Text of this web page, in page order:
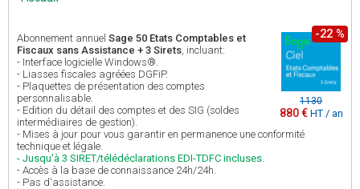
1130
880 €HT / an
Abonnement annuel Sage 50 Etats Comptables et
Fiscaux sans Assistance + 3 Sirets, incluant:
- Interface logicielle Windows®.
- Liasses fiscales agréées DGFiP.
- Plaquettes de présentation des comptes
personnalisable.
- Edition du détail des comptes et des SIG (soldes
intermédiaires de gestion).
- Mises à jour pour vous garantir en permanence une conformité
technique et légale.
- Jusqu'à 3 SIRET/télédéclarations EDI-TDFC incluses.
- Accès à la base de connaissance 24h/24h.
- Pas d'assistance.
-22 %